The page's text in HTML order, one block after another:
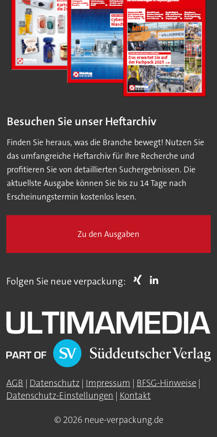
Besuchen Sie unser Heftarchiv
Finden Sie heraus, was die Branche bewegt! Nutzen Sie
das umfangreiche Heftarchiv für Ihre Recherche und
profitieren Sie von detaillierten Suchergebnissen. Die
aktuellste Ausgabe können Sie bis zu 14 Tage nach
Erscheinungstermin kostenlos lesen.
Zu den Ausgaben
Folgen Sie neue verpackung:
AGB | Datenschutz | Impressum | BFSG-Hinweise |
Datenschutz-Einstellungen | Kontakt
© 2026 neue-verpackung.de